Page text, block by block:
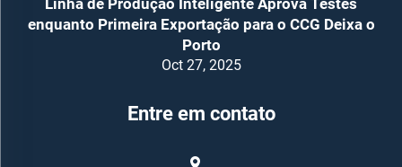
enquanto Primeira Exportação para o CCG Deixa o
Porto
Oct 27, 2025
Entre em contato